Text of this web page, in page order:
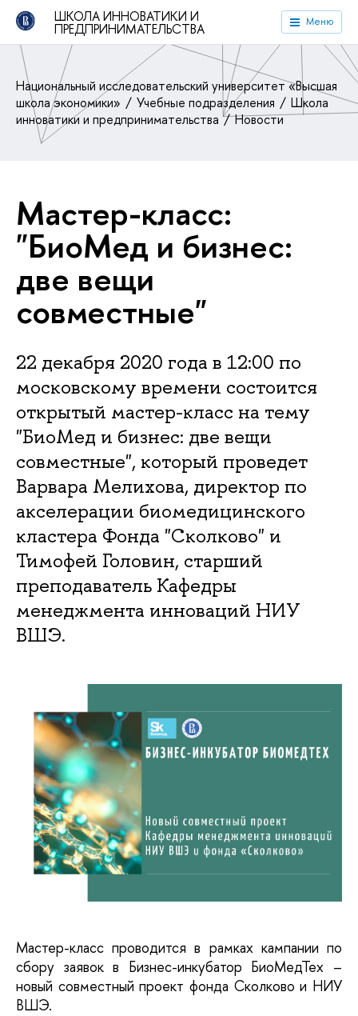
ШКОЛА ИННОВАТИКИ И
ПРЕДПРИНИМАТЕЛЬСТВА Меню
Национальный исследовательский университет «Высшая
школа экономики»
Учебные подразделения
Школа
инноватики и предпринимательства
Новости
Мастер-класс:
"БиоМед и бизнес:
две вещи
совместные"
22 декабря 2020 года в 12:00 по
московскому времени состоится
открытый мастер-класс на тему
"БиоМед и бизнес: две вещи
совместные", который проведет
Варвара Мелихова, директор по
акселерации биомедицинского
кластера Фонда "Сколково" и
Тимофей Головин, старший
преподаватель Кафедры
менеджмента инноваций НИУ
ВШЭ.
Мастер-класс проводится в рамках кампании по
сбору заявок в Бизнес-инкубатор БиоМедТех –
новый совместный проект фонда Сколково и НИУ
ВШЭ.